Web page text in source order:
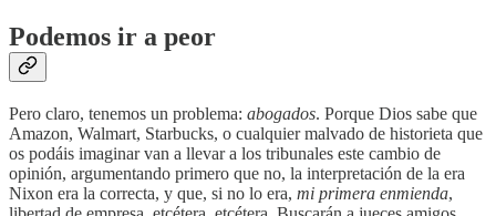
Podemos ir a peor
Pero claro, tenemos un problema: abogados. Porque Dios sabe que
Amazon, Walmart, Starbucks, o cualquier malvado de historieta que
os podáis imaginar van a llevar a los tribunales este cambio de
opinión, argumentando primero que no, la interpretación de la era
Nixon era la correcta, y que, si no lo era, mi primera enmienda,